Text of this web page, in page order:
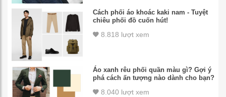
Cách phối áo khoác kaki nam - Tuyệt
chiêu phối đồ cuốn hút!
8.818 lượt xem
Áo xanh rêu phối quần màu gì? Gợi ý
phá cách ấn tượng nào dành cho bạn?
8.040 lượt xem